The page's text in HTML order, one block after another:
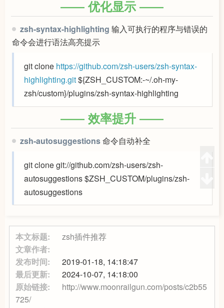
优化显示
zsh-syntax-highlighting 输入可执行的程序与错误的
命令会进行语法高亮提示
git clone https://github.com/zsh-users/zsh-syntax-
highlighting.git${ZSH_CUSTOM:-~/.oh-my-
zsh/custom}/plugins/zsh-syntax-highlighting
效率提升
zsh-autosuggestions命令自动补全
git clone git://github.com/zsh-users/zsh-
autosuggestions $ZSH_CUSTOM/plugins/zsh-
autosuggestions
本文标题:
zsh插件推荐
文章作者:
发布时间:
2019-01-18, 14:18:47
最后更新:
2024-10-07, 14:18:00
原始链接:
http://www.moonrailgun.com/posts/c2b55
725/